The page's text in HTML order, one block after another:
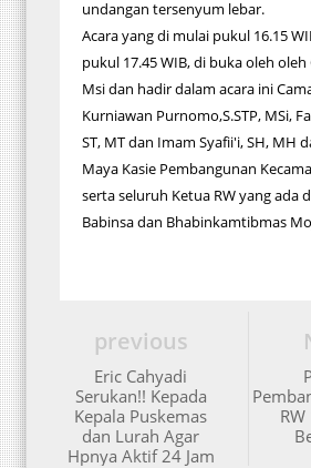
undangan tersenyum lebar.
Acara yang di mulai pukul 16.15
pukul 17.45 WIB, di buka oleh
Msi dan hadir dalam acara ini
Kurniawan Purnomo,S.STP, MSi,
ST, MT dan Imam Syafii'i, SH, MH
Maya Kasie Pembangunan
serta seluruh Ketua RW yang ada
Babinsa dan Bhabinkamtibmas
previous
Eric Cahyadi
Serukan!! Kepada
Kepala Puskemas
dan Lurah Agar
Hpnya Aktif 24 Jam